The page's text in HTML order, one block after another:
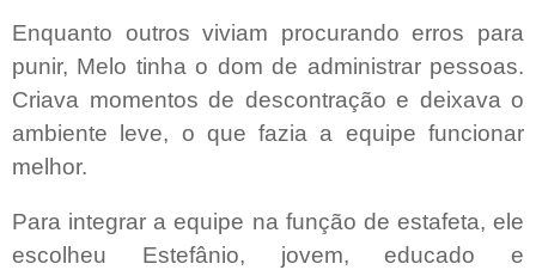
Enquanto outros viviam procurando erros para
punir, Melo tinha o dom de administrar pessoas.
Criava momentos de descontração e deixava o
ambiente leve, o que fazia a equipe funcionar
melhor.
Para integrar a equipe na função de estafeta, ele
escolheu Estefânio, jovem, educado e